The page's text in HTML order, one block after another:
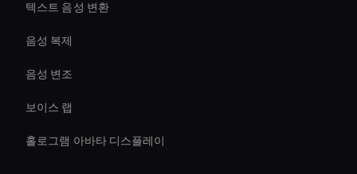
텍스트 음성 변환
음성 복제
음성 변조
보이스 랩
홀로그램 아바타 디스플레이